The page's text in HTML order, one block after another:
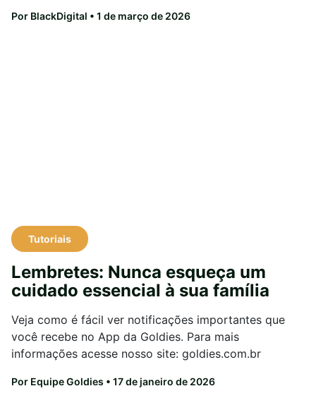
Por BlackDigital • 1 de março de 2026
Tutoriais
Lembretes: Nunca esqueça um
cuidado essencial à sua família
Veja como é fácil ver notificações importantes que
você recebe no App da Goldies. Para mais
informações acesse nosso site: goldies.com.br
Por Equipe Goldies • 17 de janeiro de 2026